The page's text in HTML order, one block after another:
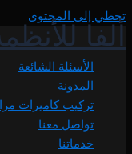
تخطي إلى المحتوى
ألفا
الأسئلة الشائعة
المدونة
تركيب كاميرات مراقبة 24 ساعة
تواصل معنا
خدماتنا